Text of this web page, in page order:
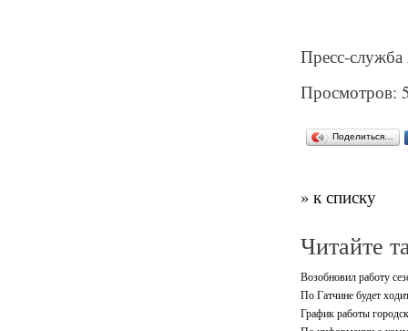
Пресс-
Просмотров:
Поделиться…
» к списку
Читайте
Возобновил работу
По Гатчине будет
График работы